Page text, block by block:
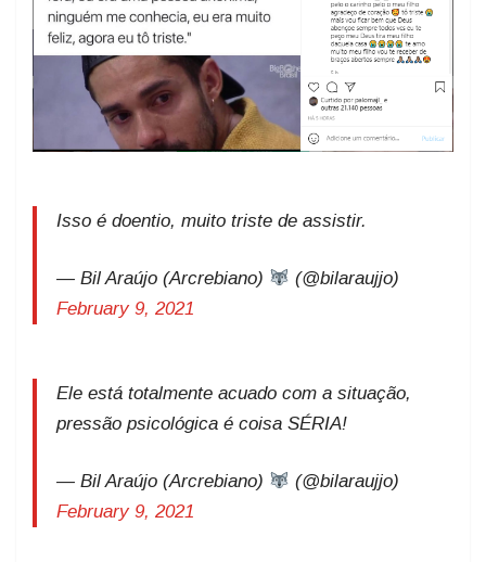
Isso é doentio, muito triste de assistir.
— Bil Araújo (Arcrebiano)
(@bilaraujjo)
February 9, 2021
Ele está totalmente acuado com a situação,
pressão psicológica é coisa SÉRIA!
— Bil Araújo (Arcrebiano)
(@bilaraujjo)
February 9, 2021